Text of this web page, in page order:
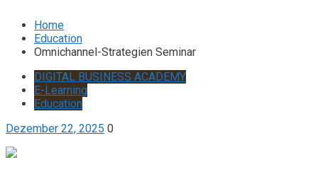
Home
Education
Omnichannel-Strategien Seminar
DIGITAL BUSINESS ACADEMY
E-Learning
Education
Dezember 22, 2025 0